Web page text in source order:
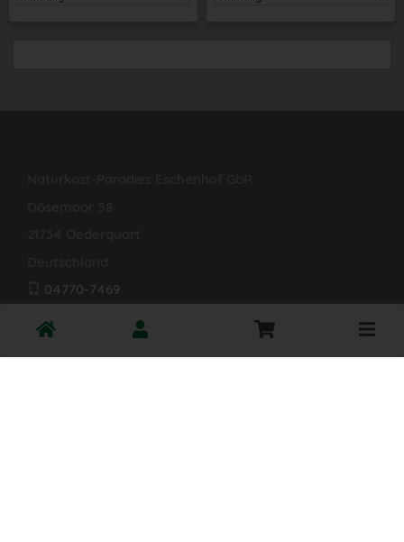
04770-7469
info@naturkost-eschenhof.de
Toggle
cart